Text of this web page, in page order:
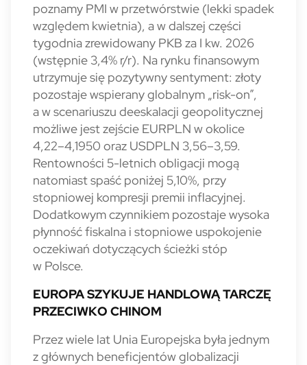
poznamy PMI w przetwórstwie (lekki spadek
względem kwietnia), a w dalszej części
tygodnia zrewidowany PKB za I kw. 2026
(wstępnie 3,4% r/r). Na rynku finansowym
utrzymuje się pozytywny sentyment: złoty
pozostaje wspierany globalnym „risk-on”,
a w scenariuszu deeskalacji geopolitycznej
możliwe jest zejście EURPLN w okolice
4,22–4,1950 oraz USDPLN 3,56–3,59.
Rentowności 5-letnich obligacji mogą
natomiast spaść poniżej 5,10%, przy
stopniowej kompresji premii inflacyjnej.
Dodatkowym czynnikiem pozostaje wysoka
płynność fiskalna i stopniowe uspokojenie
oczekiwań dotyczących ścieżki stóp
w Polsce.
EUROPA SZYKUJE HANDLOWĄ TARCZĘ
PRZECIWKO CHINOM
Przez wiele lat Unia Europejska była jednym
z głównych beneficjentów globalizacji